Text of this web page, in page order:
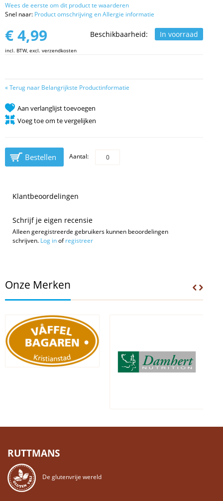
Wees de eerste om dit product te waarderen
Snel naar: Product omschrijving en Allergie informatie
Beschikbaarheid: In voorraad
€ 4,99
incl. BTW, excl. verzendkosten
«Terug naar Belangrijkste Productinformatie
Aan verlanglijst toevoegen
Voeg toe om te vergelijken
Bestellen Aantal:
Klantbeoordelingen
Schrijf je eigen recensie
Alleen geregistreerde gebruikers kunnen beoordelingen
schrijven. Log inofregistreer
Onze Merken
RUTTMANS
De glutenvrije wereld